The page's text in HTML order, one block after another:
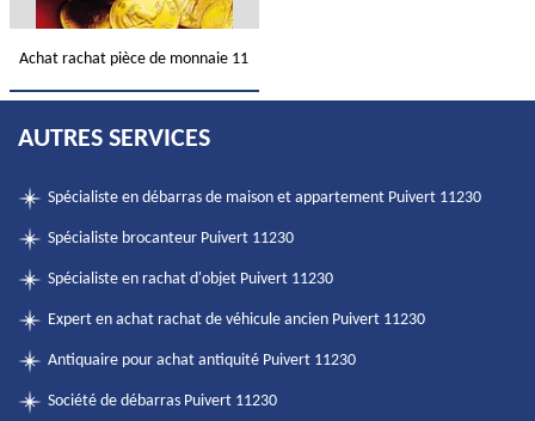
Achat rachat pièce de monnaie 11
AUTRES SERVICES
Spécialiste en débarras de maison et appartement Puivert 11230
Spécialiste brocanteur Puivert 11230
Spécialiste en rachat d'objet Puivert 11230
Expert en achat rachat de véhicule ancien Puivert 11230
Antiquaire pour achat antiquité Puivert 11230
Société de débarras Puivert 11230